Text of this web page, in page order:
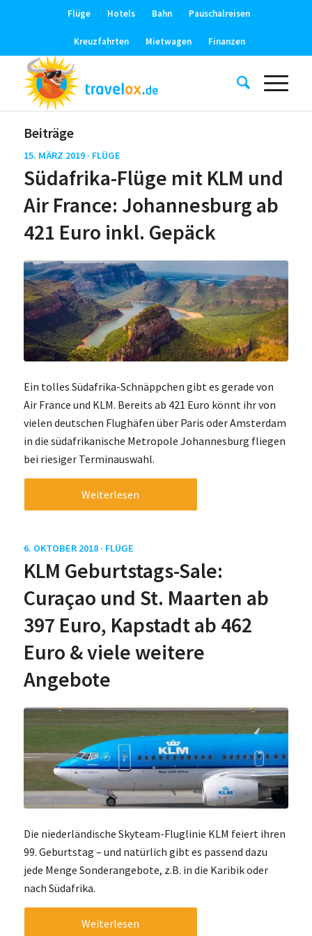
Flüge Hotels Bahn Pauschalreisen
Kreuzfahrten Mietwagen Finanzen
Beiträge
15. MÄRZ 2019 · FLÜGE
Südafrika-Flüge mit KLM und
Air France: Johannesburg ab
421 Euro inkl. Gepäck
Ein tolles Südafrika-Schnäppchen gibt es gerade von
Air France und KLM. Bereits ab 421 Euro könnt ihr von
vielen deutschen Flughäfen über Paris oder Amsterdam
in die südafrikanische Metropole Johannesburg fliegen
bei riesiger Terminauswahl.
Weiterlesen
6. OKTOBER 2018 · FLÜGE
KLM Geburtstags-Sale:
Curaçao und St. Maarten ab
397 Euro, Kapstadt ab 462
Euro & viele weitere
Angebote
Die niederländische Skyteam-Fluglinie KLM feiert ihren
99. Geburtstag – und natürlich gibt es passend dazu
jede Menge Sonderangebote, z.B. in die Karibik oder
nach Südafrika.
Weiterlesen